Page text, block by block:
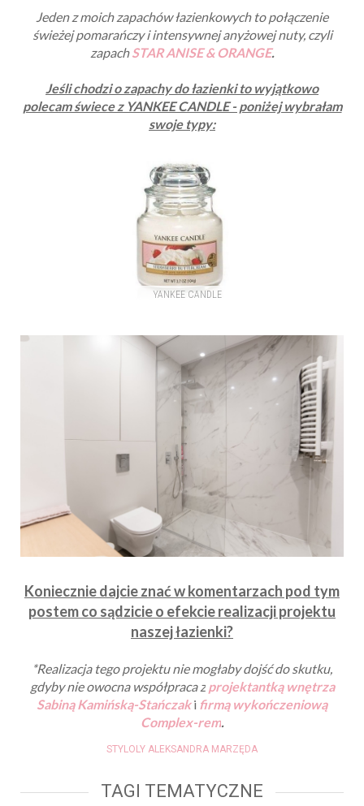
Jeden z moich zapachówłazienkowych to połączenie
świeżej pomarańczy i intensywnej anyżowej nuty, czyli
zapachSTAR ANISE & ORANGE.
Jeśli chodzi o zapachy do łazienki to wyjątkowo
polecam świece z YANKEE CANDLE - poniżej wybrałam
swoje typy:
Koniecznie dajcie znać w komentarzach pod tym
postem co sądzicie o efekcie realizacji projektu
naszej łazienki?
*Realizacja tego projektu nie mogłaby dojść do skutku,
gdyby nie owocna współpracaz projektantką wnętrza
Sabiną Kamińską-Stańczaki firmą wykończeniową
Complex-rem.
STYLOLY ALEKSANDRA MARZĘDA
TAGI TEMATYCZNE